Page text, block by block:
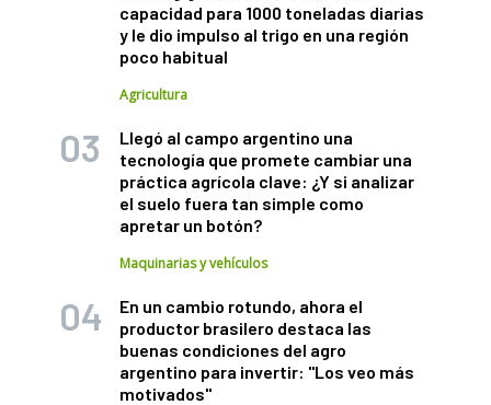
capacidad para 1000 toneladas diarias
y le dio impulso al trigo en una región
poco habitual
Agricultura
Llegó al campo argentino una
tecnología que promete cambiar una
práctica agrícola clave: ¿Y si analizar
el suelo fuera tan simple como
apretar un botón?
Maquinarias y vehículos
En un cambio rotundo, ahora el
productor brasilero destaca las
buenas condiciones del agro
argentino para invertir: "Los veo más
motivados"